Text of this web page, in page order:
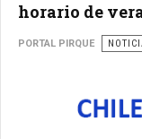
horario de
PORTAL PIRQUE